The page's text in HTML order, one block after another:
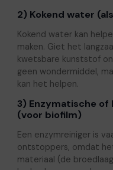
2) Kokend water
Kokend water kan
maken. Giet het
kwetsbare kunststof
geen wondermiddel,
kan het helpen.
3) Enzymatische of
(voor biofilm)
Een enzymreiniger is
ontstoppers, omdat
materiaal (de